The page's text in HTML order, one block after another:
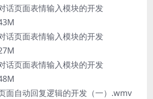
话页面表情输入模块的开发
话页面表情输入模块的开发
话页面表情输入模块的开发
面自动回复逻辑的开发（一）.wmv